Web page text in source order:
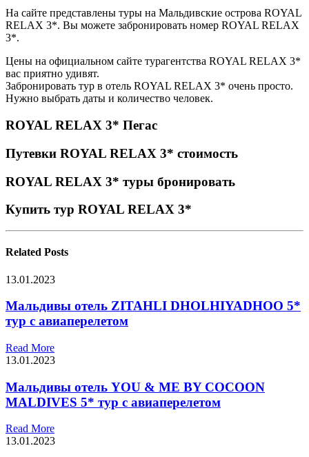
На сайте представлены туры на Мальдивские острова ROYAL
RELAX 3*. Вы можете забронировать номер ROYAL RELAX
3*.
Цены на официальном сайте турагентства ROYAL RELAX 3*
вас приятно удивят.
Забронировать тур в отель ROYAL RELAX 3* очень просто.
Нужно выбрать даты и количество человек.
ROYAL RELAX 3* Пегас
Путевки ROYAL RELAX 3* стоимость
ROYAL RELAX 3* туры бронировать
Купить тур ROYAL RELAX 3*
Related Posts
13.01.2023
Мальдивы отель ZITAHLI DHOLHIYADHOO 5*
тур с авиаперелетом
Read More
13.01.2023
Мальдивы отель YOU & ME BY COCOON
MALDIVES 5* тур с авиаперелетом
Read More
13.01.2023